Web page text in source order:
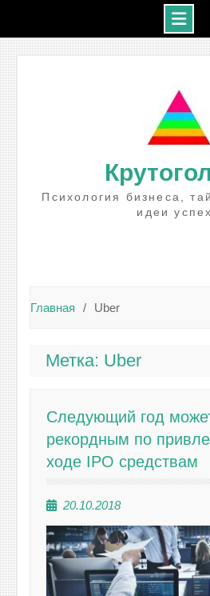
Психология бизнеса,
идеи
Главная Uber
Метка: Uber
Следующий год
рекордным по
ходе IPO средствам
20.10.2018